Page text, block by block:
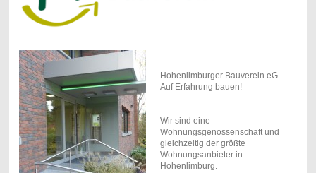
Hohenlimburger Bauverein eG
Auf Erfahrung bauen!
Wir sind eine
Wohnungsgenossenschaft und
gleichzeitig der größte
Wohnungsanbieter in
Hohenlimburg.